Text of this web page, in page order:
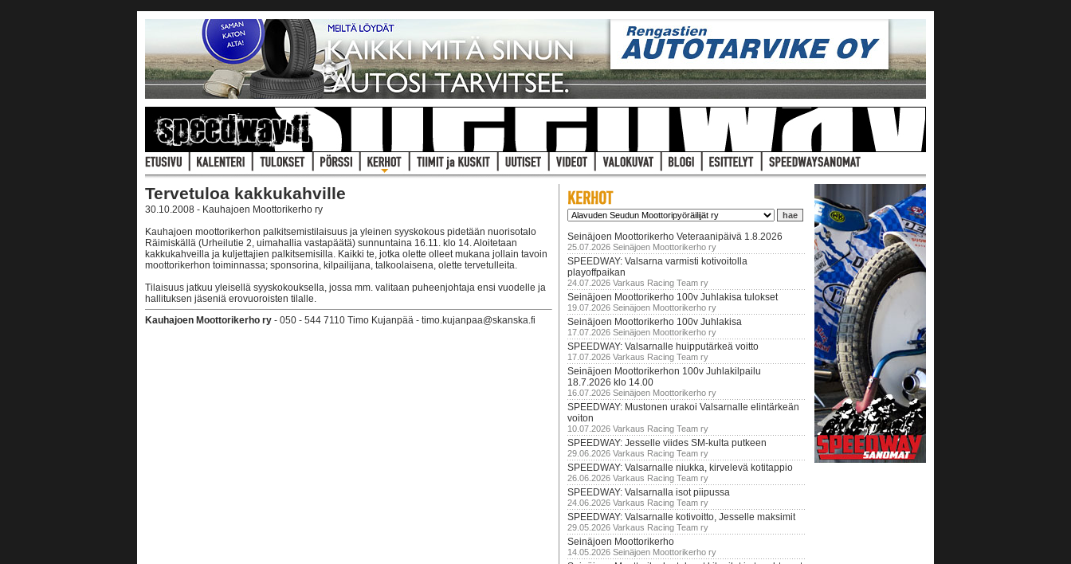
Tervetuloa kakkukahville
30.10.2008 - Kauhajoen Moottorikerho ry
Kauhajoen moottorikerhon palkitsemistilaisuus ja yleinen syyskokous pidetään nuorisotalo
Räimiskällä (Urheilutie 2, uimahallia vastapäätä) sunnuntaina 16.11. klo 14. Aloitetaan
kakkukahveilla ja kuljettajien palkitsemisilla. Kaikki te, jotka olette olleet mukana jollain tavoin
moottorikerhon toiminnassa; sponsorina, kilpailijana, talkoolaisena, olette tervetulleita.
Tilaisuus jatkuu yleisellä syyskokouksella, jossa mm. valitaan puheenjohtaja ensi vuodelle ja
hallituksen jäseniä erovuoroisten tilalle.
Kauhajoen Moottorikerho ry - 050 - 544 7110 Timo Kujanpää - timo.kujanpaa@skanska.fi
Seinäjoen Moottorikerho Veteraanipäivä 1.8.2026
25.07.2026 Seinäjoen Moottorikerho ry
SPEEDWAY: Valsarna varmisti kotivoitolla
playoffpaikan
24.07.2026 Varkaus Racing Team ry
Seinäjoen Moottorikerho 100v Juhlakisa tulokset
19.07.2026 Seinäjoen Moottorikerho ry
Seinäjoen Moottorikerho 100v Juhlakisa
17.07.2026 Seinäjoen Moottorikerho ry
SPEEDWAY: Valsarnalle huipputärkeä voitto
17.07.2026 Varkaus Racing Team ry
Seinäjoen Moottorikerhon 100v Juhlakilpailu
18.7.2026 klo 14.00
16.07.2026 Seinäjoen Moottorikerho ry
SPEEDWAY: Mustonen urakoi Valsarnalle elintärkeän
voiton
10.07.2026 Varkaus Racing Team ry
SPEEDWAY: Jesselle viides SM-kulta putkeen
29.06.2026 Varkaus Racing Team ry
SPEEDWAY: Valsarnalle niukka, kirvelevä kotitappio
26.06.2026 Varkaus Racing Team ry
SPEEDWAY: Valsarnalla isot piipussa
24.06.2026 Varkaus Racing Team ry
SPEEDWAY: Valsarnalle kotivoitto, Jesselle maksimit
29.05.2026 Varkaus Racing Team ry
Seinäjoen Moottorikerho
14.05.2026 Seinäjoen Moottorikerho ry